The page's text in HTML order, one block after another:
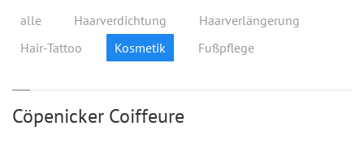
alle Haarverdichtung
Haarverlängerung
Hair-Tattoo
Kosmetik Fußpflege
Cöpenicker Coiffeure